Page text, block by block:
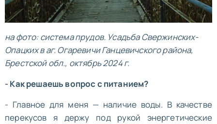
на фото: система прудов. Усадьба Свержинских-
Опацких в аг. Огаревичи Ганцевичского района,
Брестской обл., октябрь 2024 г.
- Как решаешь вопрос с питанием?
- Главное для меня — наличие воды. В качестве
перекусов я держу под рукой энергетические